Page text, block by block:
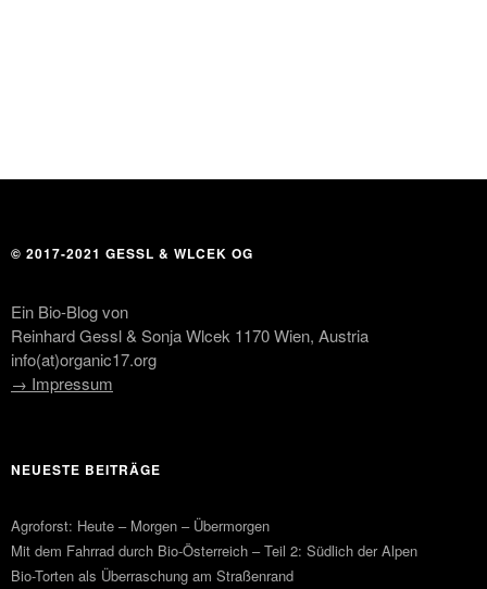
© 2017-2021 GESSL & WLCEK OG
Ein Bio-Blog von
Reinhard Gessl & Sonja Wlcek 1170 Wien, Austria
info(at)organic17.org
→ Impressum
NEUESTE BEITRÄGE
Agroforst: Heute – Morgen – Übermorgen
Mit dem Fahrrad durch Bio-Österreich – Teil 2: Südlich der Alpen
Bio-Torten als Überraschung am Straßenrand